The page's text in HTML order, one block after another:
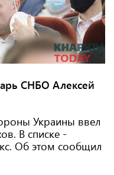
СНБО Алексей
Украины ввел
В списке -
Об этом сообщил